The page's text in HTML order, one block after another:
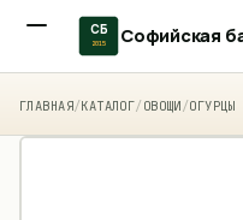
СБ
2015 Софийская
ГЛАВНАЯ/КАТАЛОГ/ ОВОЩИ/